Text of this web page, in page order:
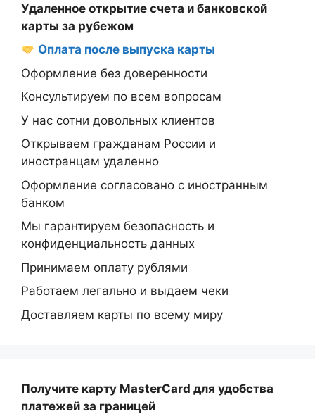
Удаленное открытие счета и банковской
карты за рубежом
Оплата после выпуска карты
Оформление без доверенности
Консультируем по всем вопросам
У нас сотни довольных клиентов
Открываем гражданам России и
иностранцам удаленно
Оформление согласовано с иностранным
банком
Мы гарантируем безопасность и
конфиденциальность данных
Принимаем оплату рублями
Работаем легально и выдаем чеки
Доставляем карты по всему миру
Получите карту MasterCard для удобства
платежей за границей